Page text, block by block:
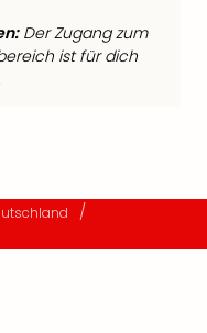
Der Zugang zum
ist für dich
/